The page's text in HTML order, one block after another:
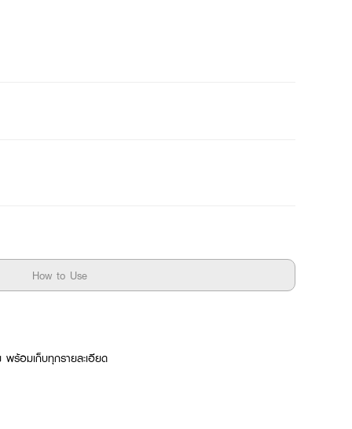
How to Use
อมเก็บทุกรายละเอียด